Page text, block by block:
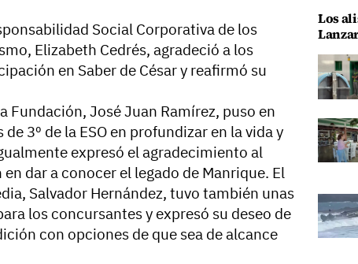
Social Corporativa de los
Elizabeth Cedrés, agradeció a los
en Saber de César y reafirmó su
Fundación, José Juan Ramírez, puso en
3º de la ESO en profundizar en la vida y
expresó el agradecimiento al
dar a conocer el legado de Manrique. El
Salvador Hernández, tuvo también unas
los concursantes y expresó su deseo de
con opciones de que sea de alcance
Los